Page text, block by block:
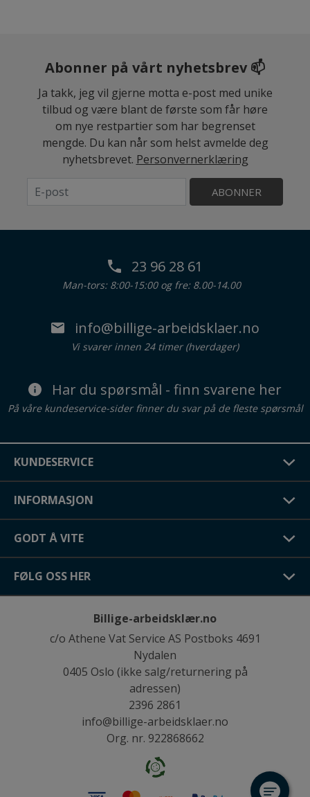
Abonner på vårt nyhetsbrev 📫
Ja takk, jeg vil gjerne motta e-post med unike
tilbud og være blant de første som får høre
om nye restpartier som har begrenset
mengde. Du kan når som helst avmelde deg
nyhetsbrevet. Personvernerklæring
ABONNER
23 96 28 61
Man-tors: 8:00-15:00 og fre: 8.00-14.00
info@billige-arbeidsklaer.no
Vi svarer innen 24 timer (hverdager)
Har du spørsmål - finn svarene her
På våre kundeservice-sider finner du svar på de fleste spørsmål
KUNDESERVICE
INFORMASJON
GODT Å VITE
FØLG OSS HER
Billige-arbeidsklær.no
c/o Athene Vat Service AS Postboks 4691
Nydalen
0405 Oslo (ikke salg/returnering på
adressen)
2396 2861
info@billige-arbeidsklaer.no
Org. nr. 922868662